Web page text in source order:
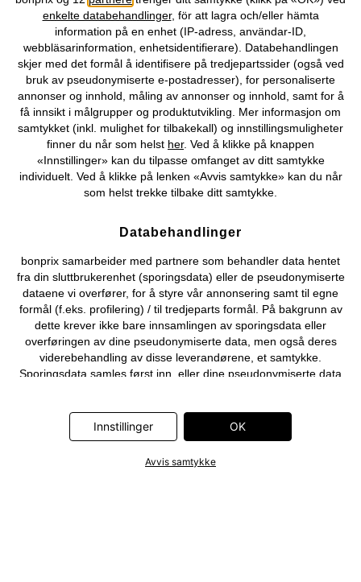
Kjøpsvilkår Personopplysninger Cookie-innstillinger
Om Oss Angre kjøp
©2026 bonprix.
enkelte databehandlinger, för att lagra och/eller hämta
information på en enhet (IP-adress, användar-ID,
webbläsarinformation, enhetsidentifierare). Databehandlingen
skjer med det formål å identifisere på tredjepartssider (også ved
bruk av pseudonymiserte e-postadresser), for personaliserte
annonser og innhold, måling av annonser og innhold, samt for å
få innsikt i målgrupper og produktutvikling. Mer informasjon om
samtykket (inkl. mulighet for tilbakekall) og innstillingsmuligheter
finner du når som helst her. Ved å klikke på knappen
«Innstillinger» kan du tilpasse omfanget av ditt samtykke
individuelt. Ved å klikke på lenken «Avvis samtykke» kan du når
som helst trekke tilbake ditt samtykke.
Databehandlinger
bonprix samarbeider med partnere som behandler data hentet
fra din sluttbrukerenhet (sporingsdata) eller de pseudonymiserte
dataene vi overfører, for å styre vår annonsering samt til egne
formål (f.eks. profilering) / til tredjeparts formål. På bakgrunn av
dette krever ikke bare innsamlingen av sporingsdata eller
overføringen av dine pseudonymiserte data, men også deres
viderebehandling av disse leverandørene, et samtykke.
Sporingsdata samles først inn, eller dine pseudonymiserte data
Adjust GmbH, Criteo SA, Flowbox AB, Google Ireland Ltd, Hurra
Communications GmbH, ID5 Technology Ltd, Meta Platforms
Ltd, RTB-House GmbH, Snap Group Ltd, TikTok Information
Innstillinger OK
Avvis samtykke